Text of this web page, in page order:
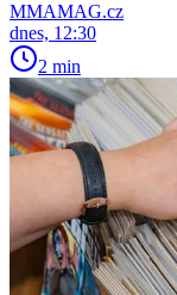
MMAMAG.cz
dnes, 12:30
2 min